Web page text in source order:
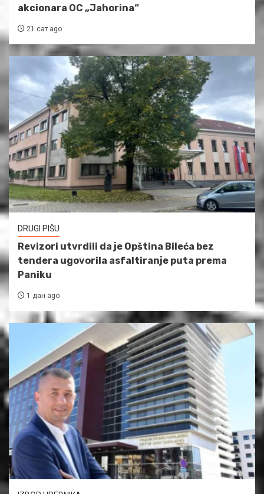
akcionara OC „Jahorina“
21 сат ago
DRUGI PIŠU
Revizori utvrdili da je Opština Bileća bez
tendera ugovorila asfaltiranje puta prema
Paniku
1 дан ago